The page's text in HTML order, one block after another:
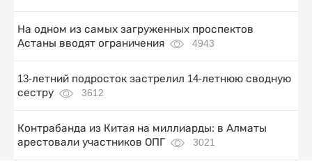
На одном из самых загруженных проспектов
Астаны вводят ограничения
4943
13-летний подросток застрелил 14-летнюю сводную
сестру
3612
Контрабанда из Китая на миллиарды: в Алматы
арестовали участников ОПГ
3021